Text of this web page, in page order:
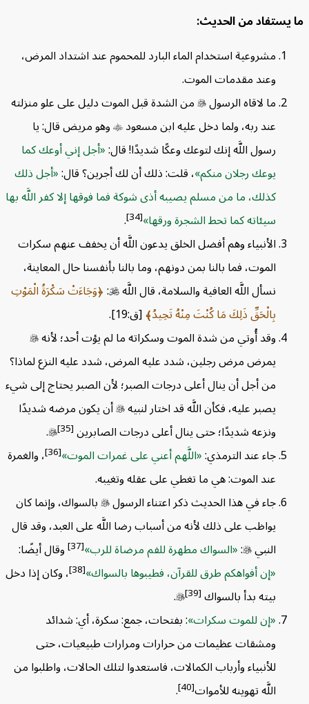
من الحديث:
مشروعية استخدام الماء البارد للمحموم عند اشتداد المرض،
وعند مقدمات الموت.
ما لاقاه الرسولمن الشدة قبل الموت دليل على علو منزلته
عند ربه، ولما دخل عليه ابن مسعودوهو مريض قال: يا
رسول اللَّه إنك لتوعك وعكًا شديدًا! قال: أجل إني أوعك كما
يوعك رجلان منكم ، قلت: ذلك أن لك أجرين؟ قال: أجل ذلك
كذلك، ما من مسلم يصيبه أذى شوكة فما فوقها إلا كفر اللَّه بها
سيئاته كما تحط الشجرة ورقها [34]
.
الأنبياء وهم أفضل الخلق يدعون اللَّه أن يخفف عنهم سكرات
الموت، فما بالنا بمن دونهم، وما بالنا بأنفسنا حال المعاينة،
نسأل اللَّه العافية والسلامة، قال اللَّه
: وَجَاءَتْ سَكْرَةُ الْمَوْتِ
بِالْحَقِّ ذَلِكَ مَا كُنْتَ مِنْهُ تَحِيدُ [ق:19].
وقد أُوتي من شدة الموت وسكراته ما لم يؤت أحد؛ لأنه
يمرض مرض رجلين، شدد عليه المرض، شدد عليه النزع لماذا؟
من أجل أن ينال أعلى درجات الصبر؛ لأن الصبر يحتاج إلى شيء
يصبر عليه، فكأن اللَّه قد اختار لنبيهأن يكون مرضه شديدًا
ونزعه شديدًا؛ حتى ينال أعلى درجات الصابرين
 [35]
.
جاء عند الترمذي: اللَّهم أعني على غمرات الموت [36]
، والغمرة
عند الموت: هي ما تغطي على عقله وتغيبه.
جاء في هذا الحديث ذكر اعتناء الرسولبالسواك، وإنما كان
يواظب على ذلك لأنه من أسباب رضا اللَّه على العبد، وقد قال
النبي
: السواك مطهرة للفم مرضاة للرب [37]
وقال أيضًا:
إن أفواهكم طرق للقرآن، فطيبوها بالسواك [38]
، وكان إذا دخل
بيته بدأ بالسواك
[39]
.
إن للموت سكرات : بفتحات، جمع: سكرة، أي: شدائد
ومشقات عظيمات من حرارات ومرارات طبيعيات، حتى
للأنبياء وأرباب الكمالات، فاستعدوا لتلك الحالات، واطلبوا من
اللَّه تهوينه للأموات[40]
.